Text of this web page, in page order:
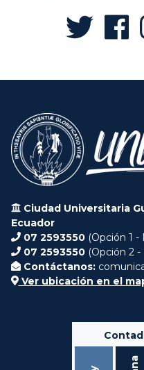
Ciudad Universitaria
Ecuador
07 2593550 (Opción 1 -
07 2593550 (Opción 2
Contáctanos:
Ver ubicación en el